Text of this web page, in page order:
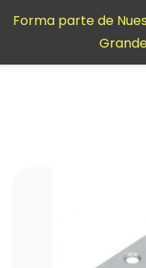
contenido
Forma parte de